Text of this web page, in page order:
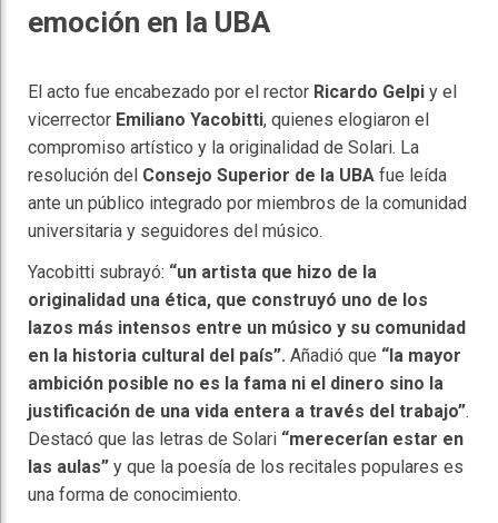
emoción en la UBA
El acto fue encabezado por el rector Ricardo Gelpi y el
vicerrector Emiliano Yacobitti, quienes elogiaron el
compromiso artístico y la originalidad de Solari. La
resolución del Consejo Superior de la UBA fue leída
ante un público integrado por miembros de la comunidad
universitaria y seguidores del músico.
Yacobitti subrayó: “un artista que hizo de la
originalidad una ética, que construyó uno de los
lazos más intensos entre un músico y su comunidad
en la historia cultural del país”. Añadió que “la mayor
ambición posible no es la fama ni el dinero sino la
justificación de una vida entera a través del trabajo”.
Destacó que las letras de Solari “merecerían estar en
las aulas” y que la poesía de los recitales populares es
una forma de conocimiento.